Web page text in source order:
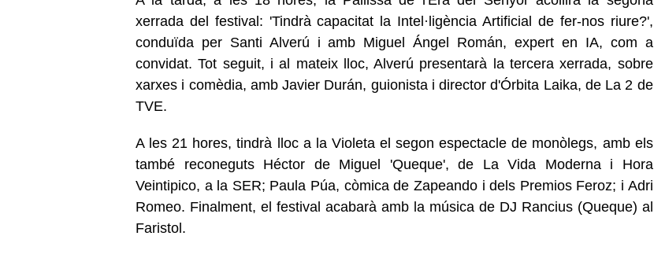
xerrada del festival: 'Tindrà capacitat la Intel·ligència Artificial de fer-nos riure?',
conduïda per Santi Alverú i amb Miguel Ángel Román, expert en IA, com a
convidat. Tot seguit, i al mateix lloc, Alverú presentarà la tercera xerrada, sobre
xarxes i comèdia, amb Javier Durán, guionista i director d'Órbita Laika, de La 2 de
TVE.
A les 21 hores, tindrà lloc a la Violeta el segon espectacle de monòlegs, amb els
també reconeguts Héctor de Miguel 'Queque', de La Vida Moderna i Hora
Veintipico, a la SER; Paula Púa, còmica de Zapeando i dels Premios Feroz; i Adri
Romeo. Finalment, el festival acabarà amb la música de DJ Rancius (Queque) al
Faristol.